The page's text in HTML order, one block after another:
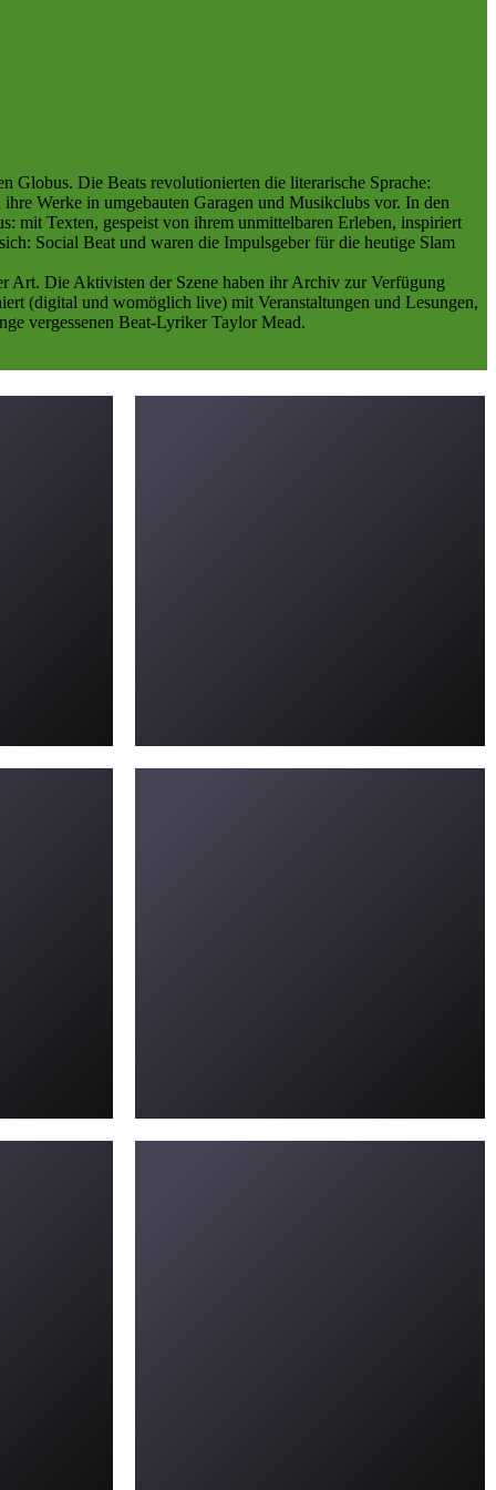
Globus. Die Beats revolutionierten die literarische Sprache:
Werke in umgebauten Garagen und Musikclubs vor. In den
mit Texten, gespeist von ihrem unmittelbaren Erleben, inspiriert
Social Beat und waren die Impulsgeber für die heutige Slam
Art. Die Aktivisten der Szene haben ihr Archiv zur Verfügung
(digital und womöglich live) mit Veranstaltungen und Lesungen,
vergessenen Beat-Lyriker Taylor Mead.